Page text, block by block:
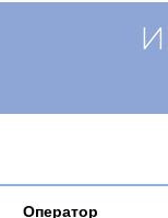
Оператор